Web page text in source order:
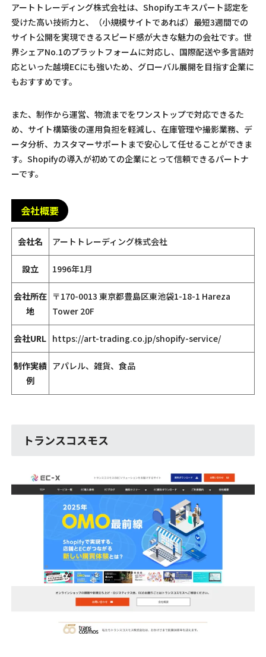
アートトレーディング株式会社は、Shopifyエキスパート認定を
受けた高い技術力と、（小規模サイトであれば）最短3週間での
サイト公開を実現できるスピード感が大きな魅力の会社です。世
界シェアNo.1のプラットフォームに対応し、国際配送や多言語対
応といった越境ECにも強いため、グローバル展開を目指す企業に
もおすすめです。
また、制作から運営、物流までをワンストップで対応できるた
め、サイト構築後の運用負担を軽減し、在庫管理や撮影業務、デ
ータ分析、カスタマーサポートまで安心して任せることができま
す。Shopifyの導入が初めての企業にとって信頼できるパートナ
ーです。
会社概要
会社名 アートトレーディング株式会社
設立 1996年1月
会社所在
地
〒170-0013 東京都豊島区東池袋1-18-1 Hareza
Tower 20F
会社URL https://art-trading.co.jp/shopify-service/
制作実績
例
アパレル、雑貨、食品
トランスコスモス